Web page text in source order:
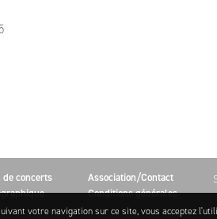
de concerts
Association/Contact
Conditions générales
votre navigation sur ce site, vous acceptez